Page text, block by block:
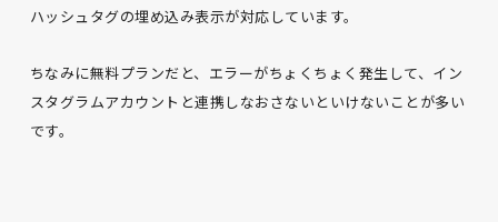
ハッシュタグの埋め込み表示が対応しています。
ちなみに無料プランだと、エラーがちょくちょく発生して、イン
スタグラムアカウントと連携しなおさないといけないことが多い
です。